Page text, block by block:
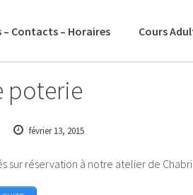
– Contacts – Horaires Cours
poterie
février 13, 2015
sur réservation à notre atelier de